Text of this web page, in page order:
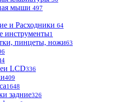
мыши 497
и Расходники 64
инструменты1
пинцеты, ножи63
4
LCD336
409
1648
задние326